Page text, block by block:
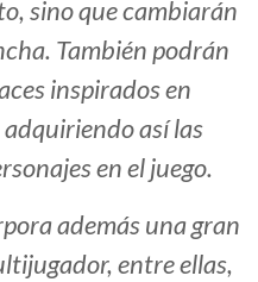
sino que cambiarán
También podrán
inspirados en
así las
en el juego.
además una gran
entre ellas,